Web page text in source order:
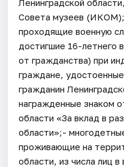
Ленинградской
Совета музеев
проходящие военную
достигшие 16-летнего
от гражданства) при
граждане,
гражданин
награжденные знаком
области «За вклад в
области»;-
проживающие на
области, из числа лиц